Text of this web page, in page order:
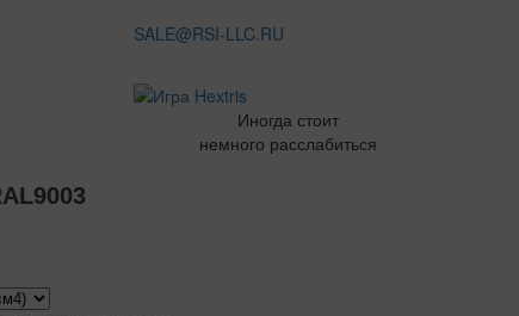
SALE@RSI-LLC.RU
Иногда стоит
немного расслабиться